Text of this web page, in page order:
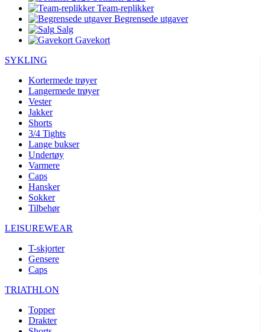
Team-replikker
Begrensede utgaver
Salg
Gavekort
SYKLING
Kortermede trøyer
Langermede trøyer
Vester
Jakker
Shorts
3/4 Tights
Lange bukser
Undertøy
Varmere
Caps
Hansker
Sokker
Tilbehør
LEISUREWEAR
T-skjorter
Gensere
Caps
TRIATHLON
Topper
Drakter